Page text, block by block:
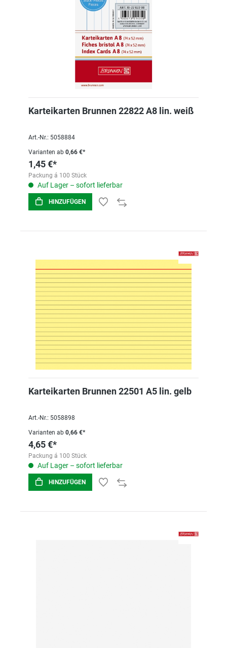
Karteikarten Brunnen 22822 A8 lin. weiß
Art.-Nr.: 5058884
Varianten ab 0,66 €*
1,45 €*
Packung á 100 Stück
Auf Lager – sofort lieferbar
HINZUFÜGEN
Karteikarten Brunnen 22501 A5 lin. gelb
Art.-Nr.: 5058898
Varianten ab 0,66 €*
4,65 €*
Packung á 100 Stück
Auf Lager – sofort lieferbar
HINZUFÜGEN